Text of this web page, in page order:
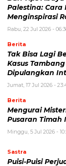
Palestina: Cara
Menginspirasi
Rabu, 22 Jul 2026 -
Berita
Tak Bisa Lagi
Kasus Tambang
Dipulangkan
Jumat, 17 Jul 2026 -
Berita
Mengurai
Pusaran Timah
Minggu, 5 Jul 2026 -
Sastra
Puisi-Puisi